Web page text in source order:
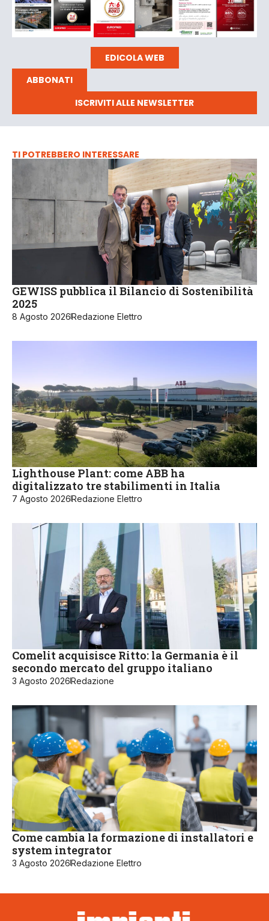
EDICOLA WEB
ABBONATI
ISCRIVITI ALLE NEWSLETTER
TI POTREBBERO INTERESSARE
GEWISS pubblica il Bilancio di Sostenibilità
2025
8 Agosto 2026Redazione Elettro
Lighthouse Plant: come ABB ha
digitalizzato tre stabilimenti in Italia
7 Agosto 2026Redazione Elettro
Comelit acquisisce Ritto: la Germania è il
secondo mercato del gruppo italiano
3 Agosto 2026Redazione
Come cambia la formazione di installatori e
system integrator
3 Agosto 2026Redazione Elettro